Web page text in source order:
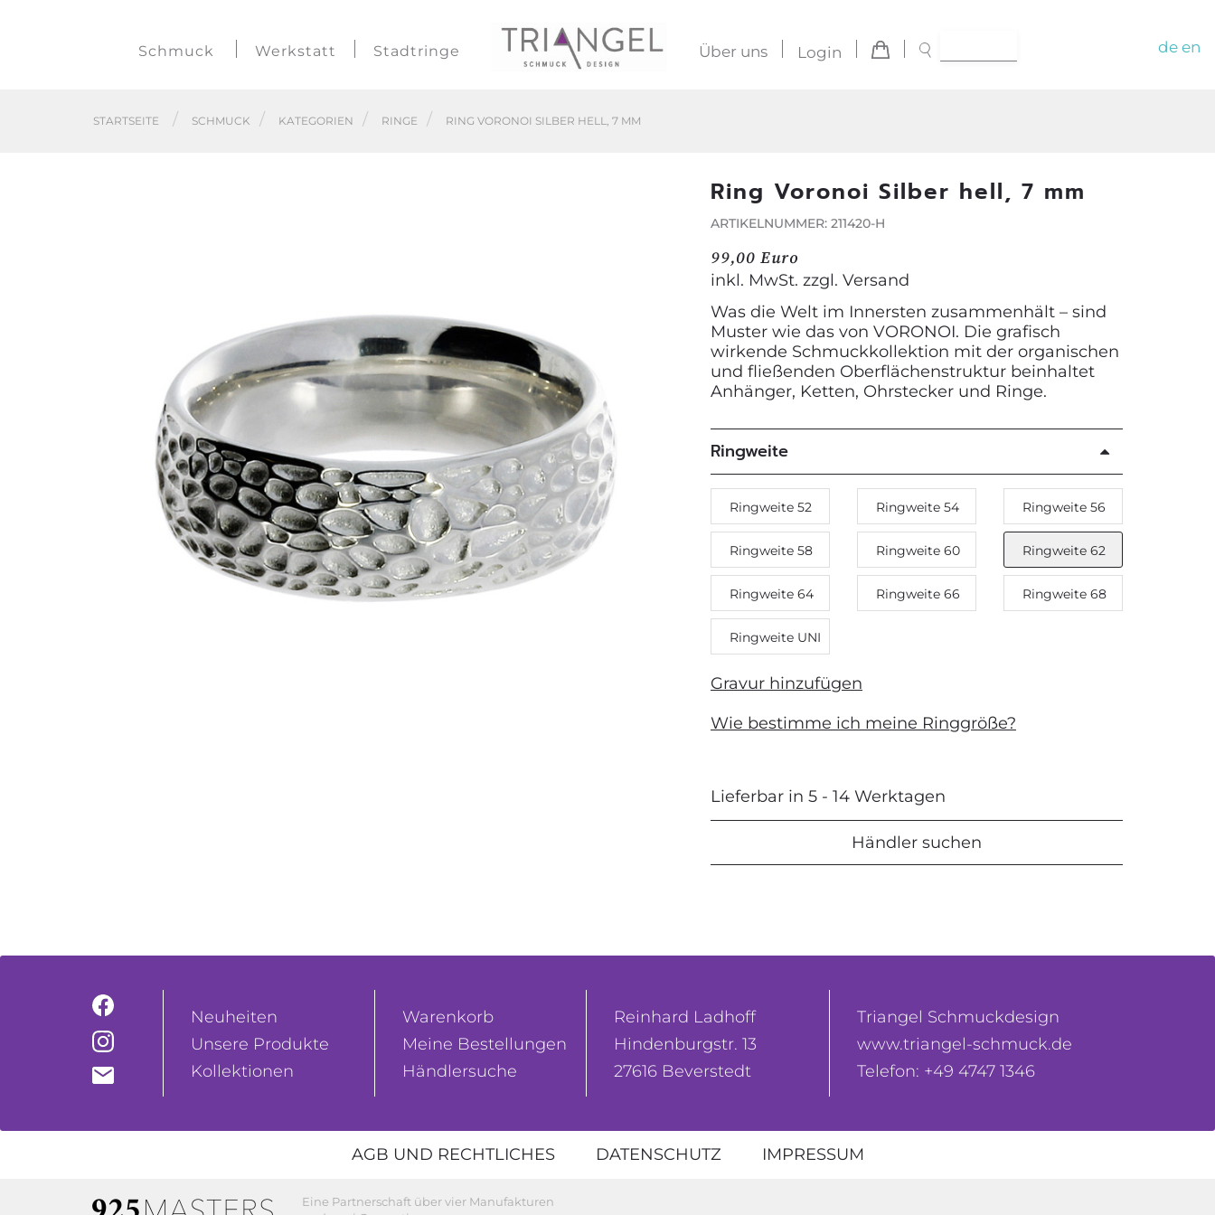
Schmuck Werkstatt Stadtringe Über uns Login de en
STARTSEITE SCHMUCK KATEGORIEN RINGE RING VORONOI SILBER HELL, 7 MM
Ring Voronoi Silber hell, 7 mm
ARTIKELNUMMER: 211420-H
99,00 Euro
inkl. MwSt. zzgl. Versand
Was die Welt im Innersten zusammenhält – sind
Muster wie das von VORONOI. Die grafisch
wirkende Schmuckkollektion mit der organischen
und fließenden Oberflächenstruktur beinhaltet
Anhänger, Ketten, Ohrstecker und Ringe.
Ringweite
Ringweite 52 Ringweite 54 Ringweite 56
Ringweite 58 Ringweite 60 Ringweite 62
Ringweite 64 Ringweite 66 Ringweite 68
Ringweite UNI
Gravur hinzufügen
Wie bestimme ich meine Ringgröße?
Lieferbar in 5 - 14 Werktagen
Händler suchen
Neuheiten
Unsere Produkte
Kollektionen
Warenkorb
Meine Bestellungen
Händlersuche
Reinhard Ladhoff
Hindenburgstr. 13
27616 Beverstedt
Triangel Schmuckdesign
www.triangel-schmuck.de
Telefon: +49 4747 1346
AGB UND RECHTLICHES DATENSCHUTZ IMPRESSUM
Eine Partnerschaft über vier Manufakturen